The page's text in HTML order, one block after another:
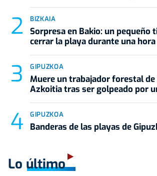
BIZKAIA
Sorpresa en Bakio: un pequeño
cerrar la playa durante una hora
GIPUZKOA
Muere un trabajador forestal de
Azkoitia tras ser golpeado por
GIPUZKOA
Banderas de las playas de
Lo último